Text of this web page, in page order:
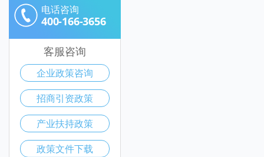
电话咨询
400-166-3656
客服咨询
企业政策咨询
招商引资政策
产业扶持政策
政策文件下载